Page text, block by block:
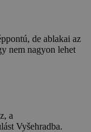
de ablakai az
nem nagyon lehet
a
Vyšehradba.